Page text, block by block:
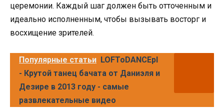
церемонии. Каждый шаг должен быть отточенным и
идеально исполненным, чтобы вызывать восторг и
восхищение зрителей.
Популярные статьи LOFToDANCEpl
- Крутой танец бачата от Даниэля и
Дезире в 2013 году - самые
развлекательные видео